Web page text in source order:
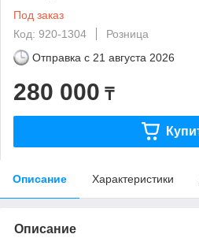
Под заказ
Код: 920-1304
Розница
Отправка с 21 августа 2026
280 000 ₸
Описание Характеристики
Описание